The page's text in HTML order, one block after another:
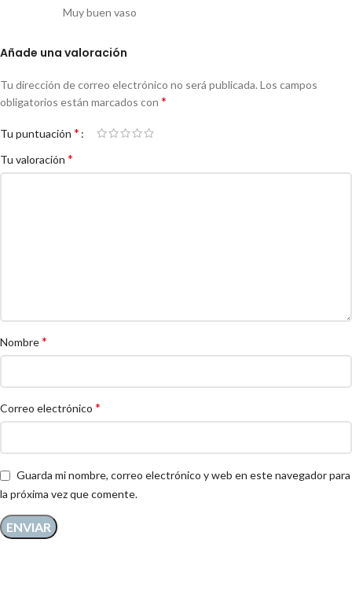
Muy buen vaso
Añade una valoración
Tu dirección de correo electrónico no será publicada. Los campos
obligatorios están marcados con *
Tu puntuación *
Tu valoración *
Nombre*
Correo electrónico *
Guarda mi nombre, correo electrónico y web en este navegador para
la próxima vez que comente.